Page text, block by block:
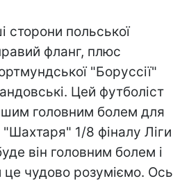
сторони польської
фланг, плюс
"Боруссії"
Цей футболіст
головним болем для
1/8 фіналу Ліги
він головним болем і
чудово розуміємо. Ось